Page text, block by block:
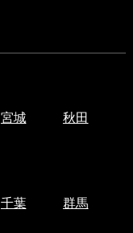
宮城
秋田
千葉
群馬